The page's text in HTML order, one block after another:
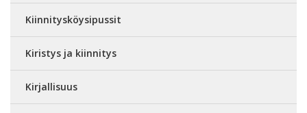
Kiinnitysköysipussit
Kiristys ja kiinnitys
Kirjallisuus